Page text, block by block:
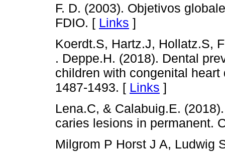
F. D. (2003). Objetivos
FDIO. [ Links ]
Koerdt.S, Hartz.J, Hollatz.S,
. Deppe.H. (2018). Dental
children with congenital
1487-1493. [ Links ]
Lena.C, & Calabuig.E.
caries lesions in permanent.
Milgrom P Horst J A, Ludwig